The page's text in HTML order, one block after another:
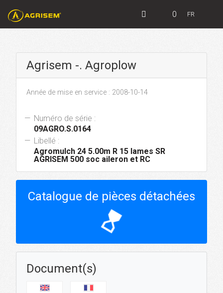
0 FR
Agrisem -. Agroplow
Année de mise en service : 2008-10-14
Numéro de série :
09AGRO.S.0164
Libellé :
Agromulch 24 5.00m R 15 lames SR
AGRISEM 500 soc aileron et RC
Catalogue de pièces détachées
hourglass_top
Document(s)